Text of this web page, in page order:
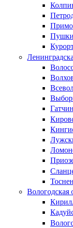
Вологодская